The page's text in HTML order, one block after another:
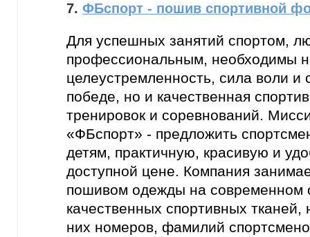
7. ФБспорт - пошив спортивной
Для успешных занятий спортом,
профессиональным, необходимы
целеустремленность, сила воли и
победе, но и качественная
тренировок и соревнований.
«ФБспорт» - предложить
детям, практичную, красивую и
доступной цене. Компания
пошивом одежды на современном
качественных спортивных
них номеров, фамилий